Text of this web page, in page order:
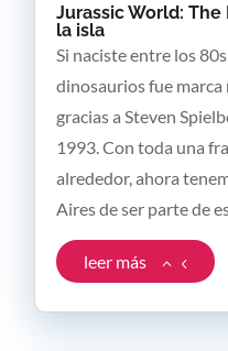
Jurassic World:
la isla
Si naciste entre los
dinosaurios fue
gracias a Steven
1993. Con toda una
alrededor, ahora
Aires de ser parte de
leer más